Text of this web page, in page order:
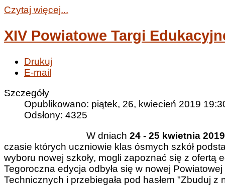
Czytaj więcej...
XIV Powiatowe Targi
Drukuj
E-mail
Szczegóły
Opublikowano: piątek, 26, kwiecień 2019
Odsłony: 4325
W dniach 24 - 25 kwietnia
czasie których uczniowie klas ósmych szkół
wyboru nowej szkoły, mogli zapoznać się z ofertą
Tegoroczna edycja odbyła się w nowej
Technicznych i przebiegała pod hasłem "Zbuduj z